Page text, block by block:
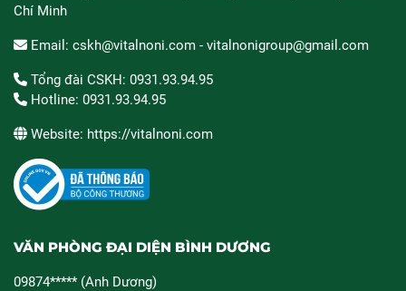
Chí Minh
Email: cskh@vitalnoni.com - vitalnonigroup@gmail.com
Tổng đài CSKH: 0931.93.94.95
Hotline: 0931.93.94.95
Website: https://vitalnoni.com
VĂN PHÒNG ĐẠI DIỆN BÌNH DƯƠNG
09874***** (Anh Dương)